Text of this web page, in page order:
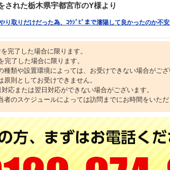
された栃木県宇都宮市のY様より
り取りだけだった為、ｺｳｼﾞﾋﾞまで瀋陽して良かったのか不
完了した場合に限ります。
了した場合に限ります。
類や設置環境によっては、お受けできない場合がござ
則としてお受けできません。
応または翌日対応ができない場合がございます。
のスケジュールによっては訪問までにお時間をいただ